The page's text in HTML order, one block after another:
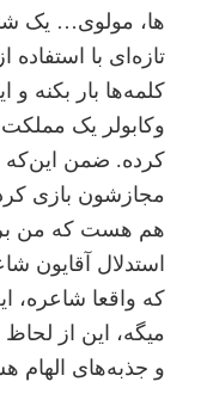
ها، مولوی… یک
تازه‌ای با استفاده
کلمه‌ها بار بکنه و
وکابولر یک
کرده. ضمن این‌که
مجازشون بازی
هم هست که من
استدلال آقایون
که واقعا شاعره،
میگه، این از
و جذبه‌های